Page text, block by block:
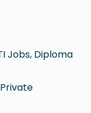
Jobs, Diploma